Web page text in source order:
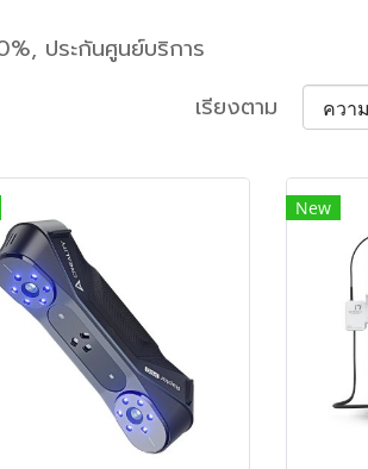
ประกันศูนย์บริการ
เรียงตาม
New